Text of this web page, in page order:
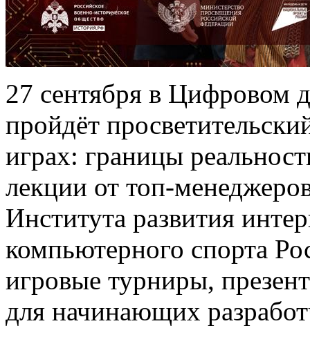
27 сентября в Цифровом
пройдёт
играх: границы
лекции от топ-
Института развития
компьютерного спорта
игровые турниры,
для начинающих